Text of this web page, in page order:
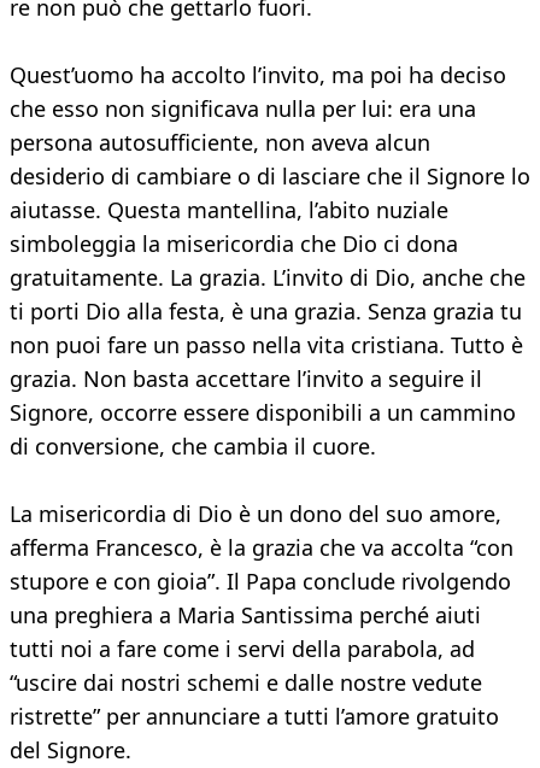
re non può che gettarlo fuori.
Quest’uomo ha accolto l’invito, ma poi ha deciso
che esso non significava nulla per lui: era una
persona autosufficiente, non aveva alcun
desiderio di cambiare o di lasciare che il Signore lo
aiutasse. Questa mantellina, l’abito nuziale
simboleggia la misericordia che Dio ci dona
gratuitamente. La grazia. L’invito di Dio, anche che
ti porti Dio alla festa, è una grazia. Senza grazia tu
non puoi fare un passo nella vita cristiana. Tutto è
grazia. Non basta accettare l’invito a seguire il
Signore, occorre essere disponibili a un cammino
di conversione, che cambia il cuore.
La misericordia di Dio è un dono del suo amore,
afferma Francesco, è la grazia che va accolta “con
stupore e con gioia”. Il Papa conclude rivolgendo
una preghiera a Maria Santissima perché aiuti
tutti noi a fare come i servi della parabola, ad
“uscire dai nostri schemi e dalle nostre vedute
ristrette” per annunciare a tutti l’amore gratuito
del Signore.